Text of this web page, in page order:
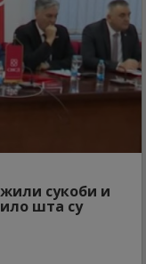
сукоби и
шта су